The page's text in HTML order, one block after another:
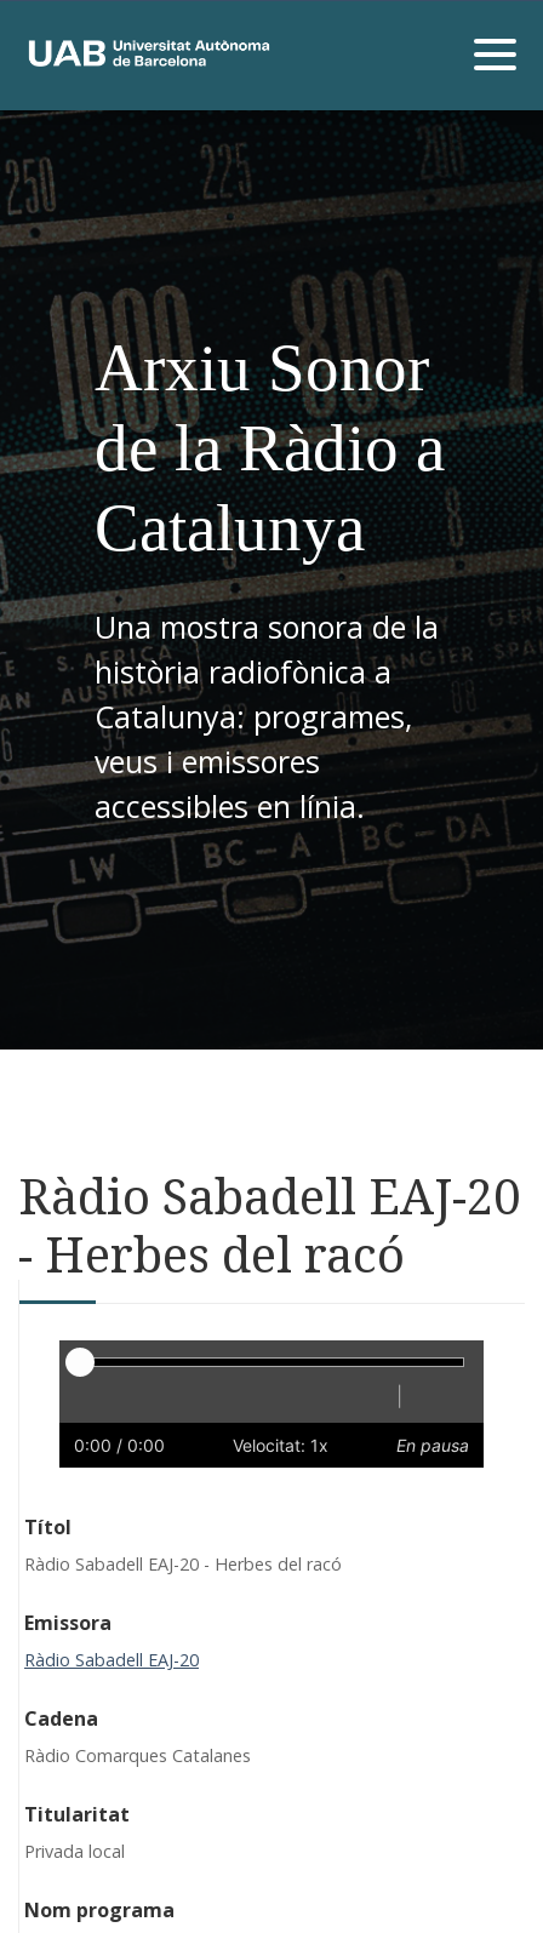
Arxiu Sonor
de la Ràdio a
Catalunya
Una mostra sonora de la
història radiofònica a
Catalunya: programes,
veus i emissores
accessibles en línia.
Ràdio Sabadell EAJ-20
- Herbes del racó
Reproductor
Lent
0:00 / 0:00 Velocitat: 1x En pausa
Títol
Ràdio Sabadell EAJ-20 - Herbes del racó
Emissora
Ràdio Sabadell EAJ-20
Cadena
Ràdio Comarques Catalanes
Titularitat
Privada local
Nom programa